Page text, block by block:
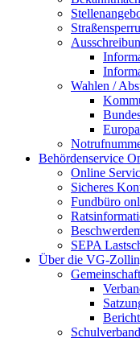
Wahlen /
Behördenservice
Online
Sicheres
Fundbüro
SEPA
Über die VG-